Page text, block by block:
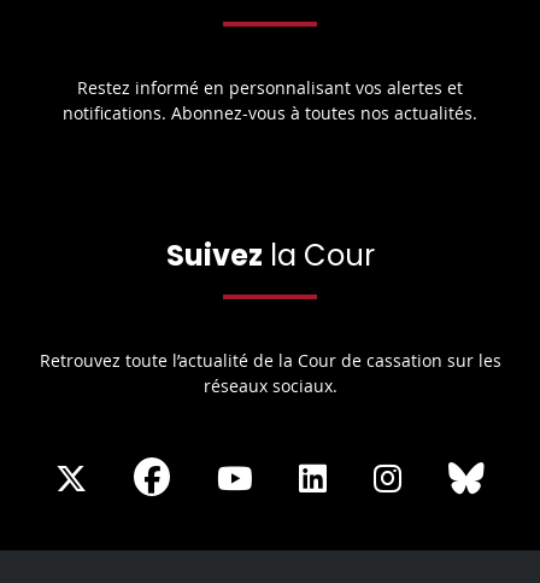
Restez informé en personnalisant vos alertes et
notifications. Abonnez-vous à toutes nos actualités.
Suivez la Cour
Retrouvez toute l’actualité de la Cour de cassation sur les
réseaux sociaux.
Share
X
Share
Facebook
Share
Youtube
Share
LinkedIn
Share
Instagram